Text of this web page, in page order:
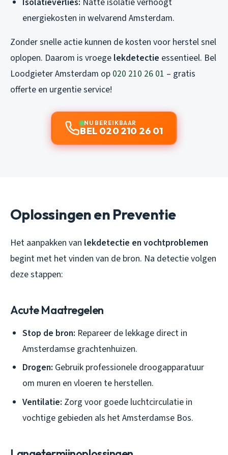
energiekosten in welvarend Amsterdam.
Zonder snelle actie kunnen de kosten voor herstel snel
oplopen. Daarom is vroege lekdetectie essentieel. Bel
Loodgieter Amsterdam op 020 210 26 01 – gratis
offerte en urgentie service!
NU BEREIKBAAR
BEL 020 210 26 01
Oplossingen en Preventie
Het aanpakken van lekdetectie en vochtproblemen
begint met het vinden van de bron. Na detectie volgen
deze stappen:
Acute Maatregelen
Stop de bron: Repareer de lekkage direct in
Amsterdamse grachtenhuizen.
Drogen: Gebruik professionele droogapparatuur
om muren en vloeren te herstellen.
Ventilatie: Zorg voor goede luchtcirculatie in
vochtige gebieden als het Amsterdamse Bos.